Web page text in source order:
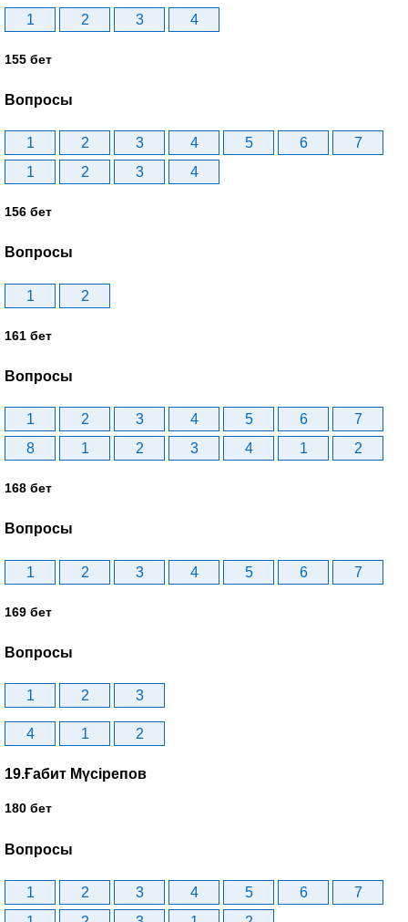
1 2 3 4
155 бет
Вопросы
1 2 3 4 5 6
7
1
2 3 4
156 бет
Вопросы
1 2
161 бет
Вопросы
1 2 3 4 5 6
7
8
1 2 3 4 1 2
168 бет
Вопросы
1 2 3 4 5 6 7
169 бет
Вопросы
1 2 3
4 1 2
19.Ғабит Мүсірепов
180 бет
Вопросы
1 2 3 4 5 6
7